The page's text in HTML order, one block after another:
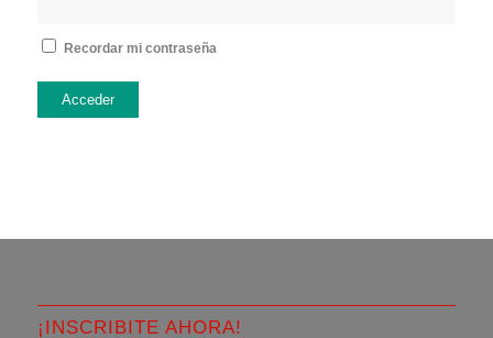
Recordar mi contraseña
Acceder
¡INSCRIBITE AHORA!